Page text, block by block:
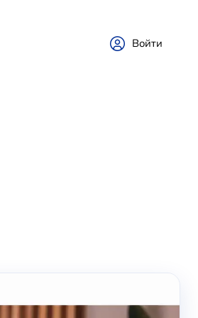
Войти